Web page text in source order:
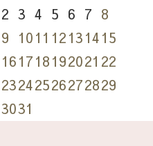
2 3 4 5 6 7 8
9 1011 12131415
161718192021 22
23242526272829
3031